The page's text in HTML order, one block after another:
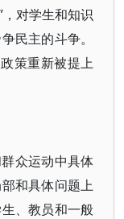
对学生和知识
民主的斗争。
策重新被提上
众运动中具体
和具体问题上
、教员和一般